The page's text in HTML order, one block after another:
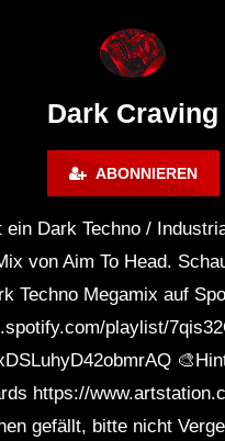
Dark Craving
ABONNIEREN
ein Dark Techno /
von Aim To Head.
Techno Megamix auf
playlist/
https://
gefällt, bitte nicht